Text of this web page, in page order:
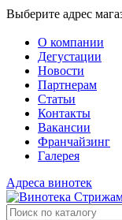
Выберите адрес
О компании
Дегустации
Новости
Партнерам
Статьи
Контакты
Вакансии
Франчайзинг
Галерея
Адреса винотек